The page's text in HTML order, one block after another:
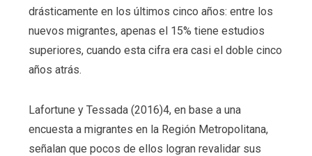
drásticamente en los últimos cinco años: entre los
nuevos migrantes, apenas el 15% tiene estudios
superiores, cuando esta cifra era casi el doble cinco
años atrás.
Lafortune y Tessada (2016)4, en base a una
encuesta a migrantes en la Región Metropolitana,
señalan que pocos de ellos logran revalidar sus